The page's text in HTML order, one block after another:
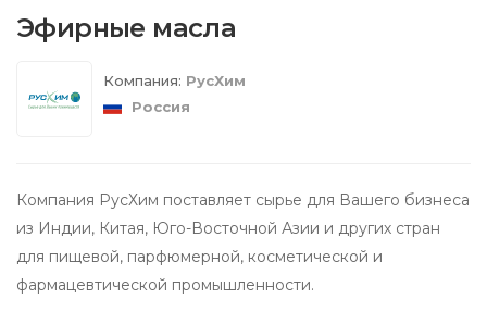
Эфирные масла
Компания: РусХим
Россия
Компания РусХим поставляет сырье для Вашего бизнеса
из Индии, Китая, Юго-Восточной Азии и других стран
для пищевой, парфюмерной, косметической и
фармацевтической промышленности.